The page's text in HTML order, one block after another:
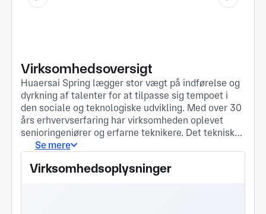
Virksomhedsoversigt
Huaersai Spring lægger stor vægt på indførelse og
dyrkning af talenter for at tilpasse sig tempoet i
den sociale og teknologiske udvikling. Med over 30
års erhvervserfaring har virksomheden oplevet
senioringeniører og erfarne teknikere. Det tekniske
team har flere patenterede teknologier på nationalt
børsnoterede virksomheder, luft- og
Se mere
Virksomhedsoplysninger